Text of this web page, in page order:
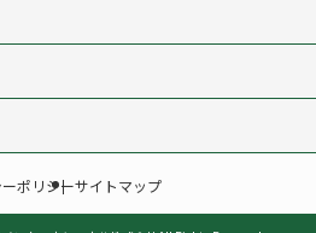
ポリシーサイトマップ